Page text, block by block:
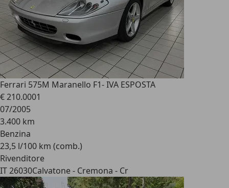
Ferrari 575M Maranello F1- IVA ESPOSTA
€ 210.0001
07/2005
3.400 km
Benzina
23,5 l/100 km (comb.)
Rivenditore
IT 26030Calvatone - Cremona - Cr